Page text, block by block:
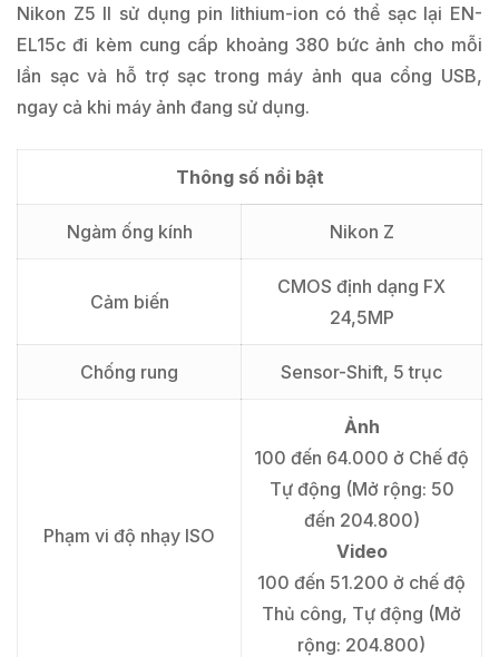
Nikon Z5 II sử dụng pin lithium-ion có thể sạc lại EN-
EL15c đi kèm cung cấp khoảng 380 bức ảnh cho mỗi
lần sạc và hỗ trợ sạc trong máy ảnh qua cổng USB,
ngay cả khi máy ảnh đang sử dụng.
Thông số nổi bật
Ngàm ống kính Nikon Z
Cảm biến
CMOS định dạng FX
24,5MP
Chống rung Sensor-Shift, 5 trục
Phạm vi độ nhạy ISO
Ảnh
100 đến 64.000 ở Chế độ
Tự động (Mở rộng: 50
đến 204.800)
Video
100 đến 51.200 ở chế độ
Thủ công, Tự động (Mở
rộng: 204.800)